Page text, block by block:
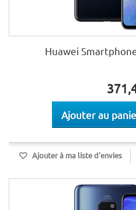
Huawei
Ajouter au
Ajouter à ma liste d'envies